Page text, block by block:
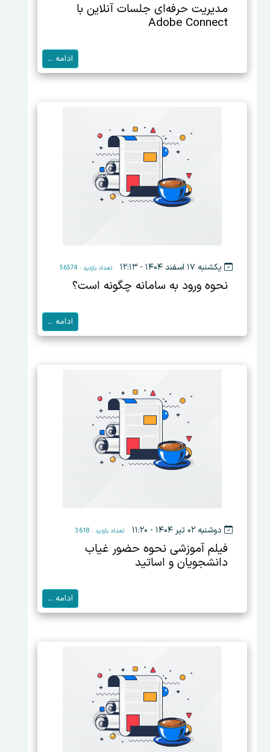
مدیریت حرفه‌ای جلسات آنلاین با
Adobe Connect
ادامه ...
یکشنبه ۱۷ اسفند ۱۴۰۴ - ۱۲:۱۳ تعداد بازدید : 56574
نحوه ورود به سامانه چگونه است؟
ادامه ...
دوشنبه ۰۲ تیر ۱۴۰۴ - ۱۱:۲۰ تعداد بازدید : 3618
فیلم آموزشی نحوه حضور غیاب
دانشجویان و اساتید
ادامه ...